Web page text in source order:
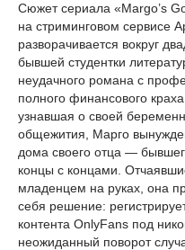
Сюжет сериала «Margo’s
на стриминговом сервисе
разворачивается вокруг
бывшей студентки
неудачного романа с
полного финансового
узнавшая о своей
общежития, Марго
дома своего отца —
концы с концами.
младенцем на руках, она
себя решение:
контента OnlyFans под
неожиданный поворот